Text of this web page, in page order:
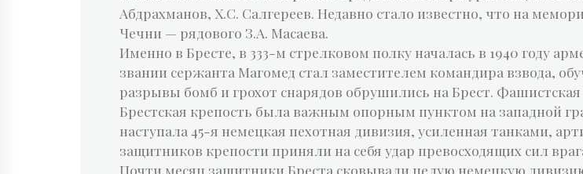
Абдрахманов, Х.С. Салгереев. Недавно стало известно, что на
Чечни — рядового З.А. Масаева.
Именно в Бресте, в 333-м стрелковом полку началась в 1940 году
звании сержанта Магомед стал заместителем командира взвода,
разрывы бомб и грохот снарядов обрушились на Брест.
Брестская крепость была важным опорным пунктом на западной
наступала 45-я немецкая пехотная дивизия, усиленная танками,
защитников крепости приняли на себя удар превосходящих сил
Почти месяц защитники Бреста сковывали целую немецкую